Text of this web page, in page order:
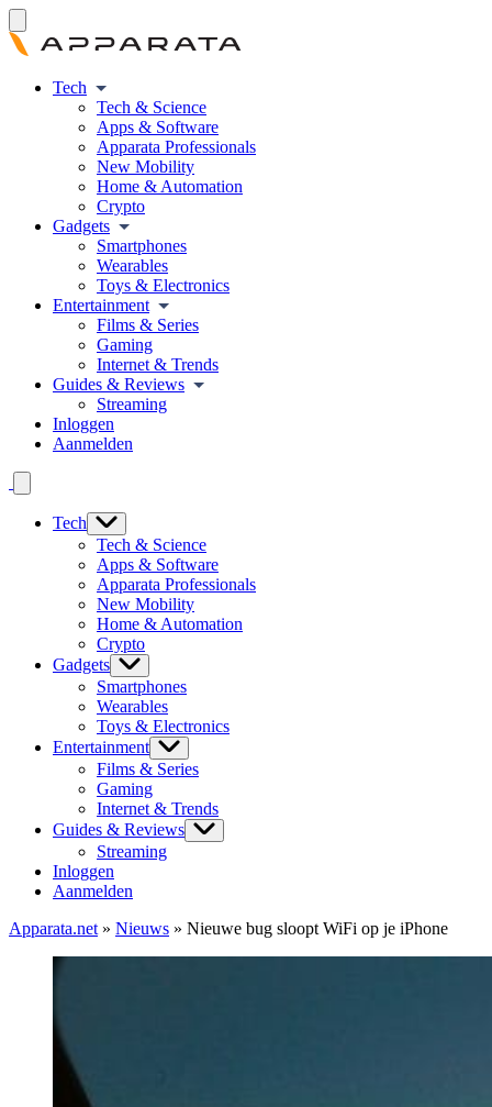
Tech
Tech & Science
Apps & Software
Apparata Professionals
New Mobility
Home & Automation
Crypto
Gadgets
Smartphones
Wearables
Toys & Electronics
Entertainment
Films & Series
Gaming
Internet & Trends
Guides & Reviews
Streaming
Inloggen
Aanmelden
Tech
Tech & Science
Apps & Software
Apparata Professionals
New Mobility
Home & Automation
Crypto
Gadgets
Smartphones
Wearables
Toys & Electronics
Entertainment
Films & Series
Gaming
Internet & Trends
Guides & Reviews
Streaming
Inloggen
Aanmelden
Apparata.net » Nieuws » Nieuwe bug sloopt WiFi op je iPhone